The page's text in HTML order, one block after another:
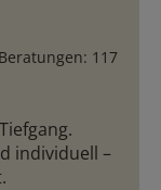
Beratungen: 117
individuell –